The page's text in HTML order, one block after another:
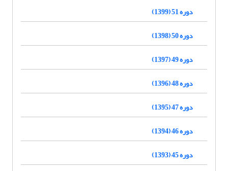
دوره 51 (1399)
دوره 50 (1398)
دوره 49 (1397)
دوره 48 (1396)
دوره 47 (1395)
دوره 46 (1394)
دوره 45 (1393)